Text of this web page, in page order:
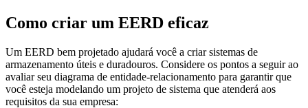
Como criar um EERD eficaz
Um EERD bem projetado ajudará você a criar sistemas de
armazenamento úteis e duradouros. Considere os pontos a seguir ao
avaliar seu diagrama de entidade-relacionamento para garantir que
você esteja modelando um projeto de sistema que atenderá aos
requisitos da sua empresa: